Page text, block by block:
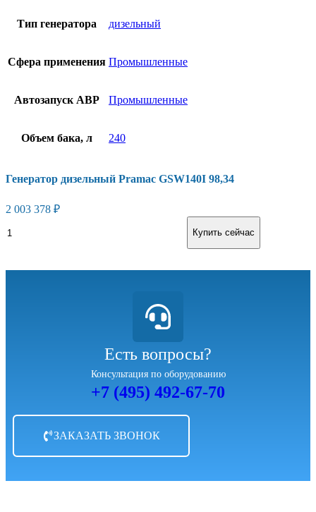
Тип генератора дизельный
Сфера применения Промышленные
Автозапуск АВР Промышленные
Объем бака, л 240
Генератор дизельный Pramac GSW140I 98,34
2 003 378 ₽
Купить сейчас
Есть вопросы?
Консультация по оборудованию
+7 (495) 492-67-70
ЗАКАЗАТЬ ЗВОНОК